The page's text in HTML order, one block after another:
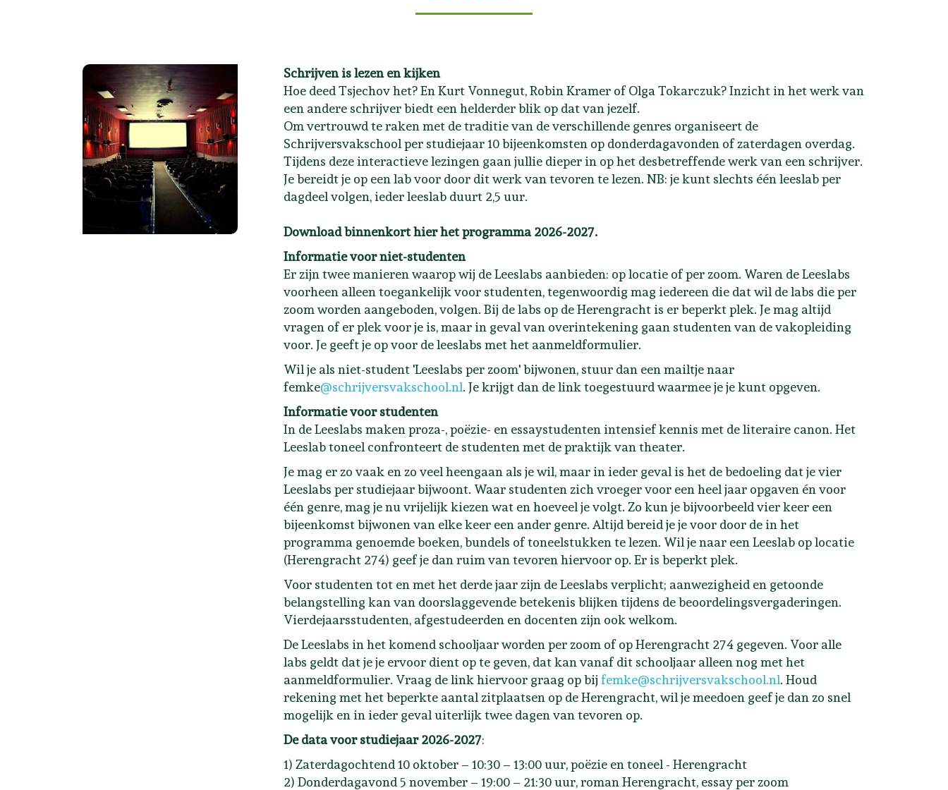
Schrijven is lezen en kijken
Hoe deed Tsjechov het? En Kurt Vonnegut, Robin Kramer of Olga Tokarczuk? Inzicht in het werk van
een andere schrijver biedt een helderder blik op dat van jezelf.
Om vertrouwd te raken met de traditie van de verschillende genres organiseert de
Schrijversvakschool per studiejaar 10 bijeenkomsten op donderdagavonden of zaterdagen overdag.
Tijdens deze interactieve lezingen gaan jullie dieper in op het desbetreffende werk van een schrijver.
Je bereidt je op een lab voor door dit werk van tevoren te lezen. NB: je kunt slechts één leeslab per
dagdeel volgen, ieder leeslab duurt 2,5 uur.
Download binnenkort hier het programma 2026-2027.
Informatie voor niet-studenten
Er zijn twee manieren waarop wij de Leeslabs aanbieden: op locatie of per zoom. Waren de Leeslabs
voorheen alleen toegankelijk voor studenten, tegenwoordig mag iedereen die dat wil de labs die per
zoom worden aangeboden, volgen. Bij de labs op de Herengracht is er beperkt plek. Je mag altijd
vragen of er plek voor je is, maar in geval van overintekening gaan studenten van de vakopleiding
voor. Je geeft je op voor de leeslabs met het aanmeldformulier.
Wil je als niet-student 'Leeslabs per zoom' bijwonen, stuur dan een mailtje naar
femke@schrijversvakschool.nl. Je krijgt dan de link toegestuurd waarmee je je kunt opgeven.
Informatie voor studenten
In de Leeslabs maken proza-, poëzie- en essaystudenten intensief kennis met de literaire canon. Het
Leeslab toneel confronteert de studenten met de praktijk van theater.
Je mag er zo vaak en zo veel heengaan als je wil, maar in ieder geval is het de bedoeling dat je vier
Leeslabs per studiejaar bijwoont. Waar studenten zich vroeger voor een heel jaar opgaven én voor
één genre, mag je nu vrijelijk kiezen wat en hoeveel je volgt. Zo kun je bijvoorbeeld vier keer een
bijeenkomst bijwonen van elke keer een ander genre. Altijd bereid je je voor door de in het
programma genoemde boeken, bundels of toneelstukken te lezen. Wil je naar een Leeslab op locatie
(Herengracht 274) geef je dan ruim van tevoren hiervoor op. Er is beperkt plek.
Voor studenten tot en met het derde jaar zijn de Leeslabs verplicht; aanwezigheid en getoonde
belangstelling kan van doorslaggevende betekenis blijken tijdens de beoordelingsvergaderingen.
Vierdejaarsstudenten, afgestudeerden en docenten zijn ook welkom.
De Leeslabs in het komend schooljaar worden per zoom of op Herengracht 274 gegeven. Voor alle
labs geldt dat je je ervoor dient op te geven, dat kan vanaf dit schooljaar alleen nog met het
aanmeldformulier. Vraag de link hiervoor graag op bij femke@schrijversvakschool.nl. Houd
rekening met het beperkte aantal zitplaatsen op de Herengracht, wil je meedoen geef je dan zo snel
mogelijk en in ieder geval uiterlijk twee dagen van tevoren op.
De data voor studiejaar 2026-2027:
1) Zaterdagochtend 10 oktober – 10:30 – 13:00 uur, poëzie en toneel - Herengracht
2) Donderdagavond 5 november – 19:00 – 21:30 uur, roman Herengracht, essay per zoom